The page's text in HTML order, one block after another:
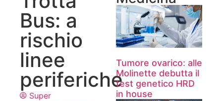
Bus: a
rischio
linee
periferiche
Super
Tumore ovarico: alle
Molinette debutta il
test genetico HRD
in house